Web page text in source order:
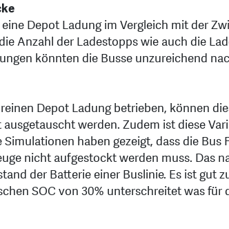
Depot Ladung im Vergleich mit der
Anzahl der Ladestopps wie auch die
könnten die Busse unzureichend
Depot Ladung betrieben, können
werden. Zudem ist diese
haben gezeigt, dass die Bus
nicht aufgestockt werden muss. Das
der Batterie einer Buslinie. Es ist gut
SOC von 30% unterschreitet was für